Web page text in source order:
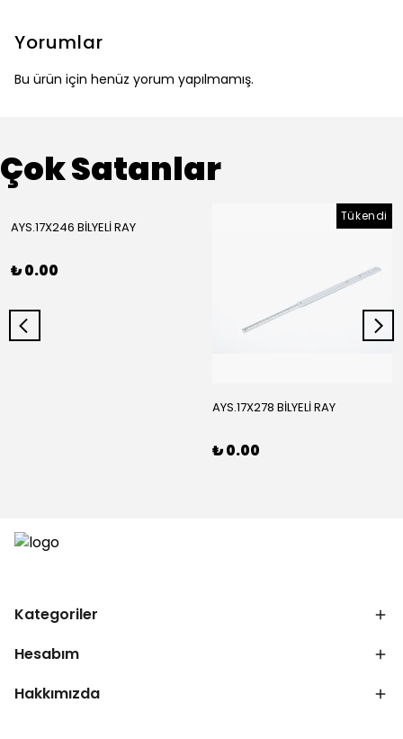
Yorumlar
Bu ürün için henüz yorum yapılmamış.
Çok Satanlar
AYS.17X246 BİLYELİ RAY
₺ 0.00
Tükendi
AYS.17X278 BİLYELİ RAY
₺ 0.00
Kategoriler
Hesabım
Hakkımızda